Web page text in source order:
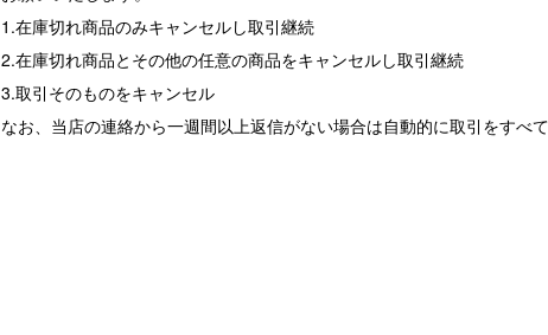
1.在庫切れ商品のみキャンセルし取引継続
2.在庫切れ商品とその他の任意の商品をキャンセルし取引継続
3.取引そのものをキャンセル
なお、当店の連絡から一週間以上返信がない場合は自動的に取引をすべ